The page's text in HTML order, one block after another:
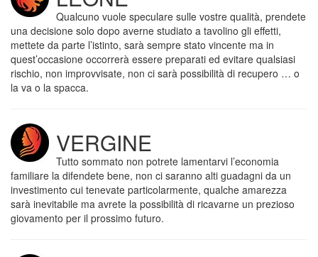
Qualcuno vuole speculare sulle vostre qualità, prendete
una decisione solo dopo averne studiato a tavolino gli effetti,
mettete da parte l’istinto, sarà sempre stato vincente ma in
quest’occasione occorrerà essere preparati ed evitare qualsiasi
rischio, non improvvisate, non ci sarà possibilità di recupero … o
la va o la spacca.
VERGINE
Tutto sommato non potrete lamentarvi l’economia
familiare la difendete bene, non ci saranno alti guadagni da un
investimento cui tenevate particolarmente, qualche amarezza
sarà inevitabile ma avrete la possibilità di ricavarne un prezioso
giovamento per il prossimo futuro.